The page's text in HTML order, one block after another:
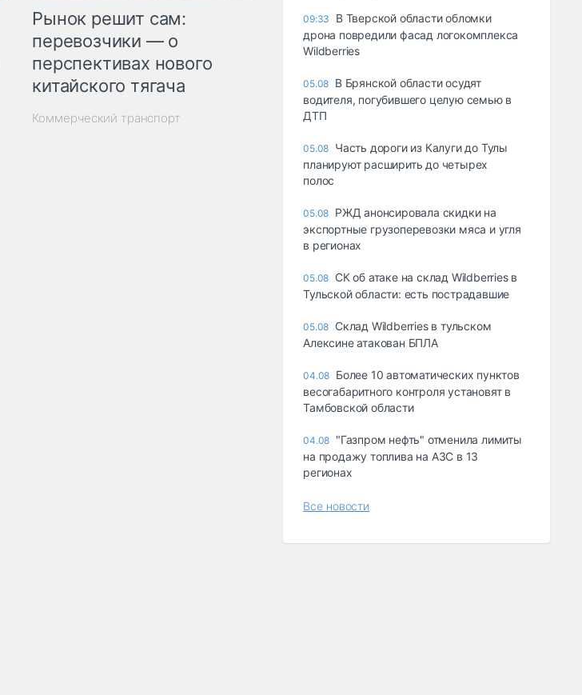
Рынок решит сам:
перевозчики — о
перспективах нового
китайского тягача
Коммерческий транспорт
09:33
В Тверской области обломки
дрона повредили фасад логокомплекса
Wildberries
05.08 В Брянской области осудят
водителя, погубившего целую семью в
ДТП
05.08 Часть дороги из Калуги до Тулы
планируют расширить до четырех
полос
05.08 РЖД анонсировала скидки на
экспортные грузоперевозки мяса и угля
в регионах
05.08 СК об атаке на склад Wildberries в
Тульской области: есть пострадавшие
05.08 Склад Wildberries в тульском
Алексине атакован БПЛА
04.08 Более 10 автоматических пунктов
весогабаритного контроля установят в
Тамбовской области
04.08 "Газпром нефть" отменила лимиты
на продажу топлива на АЗС в 13
регионах
Все новости